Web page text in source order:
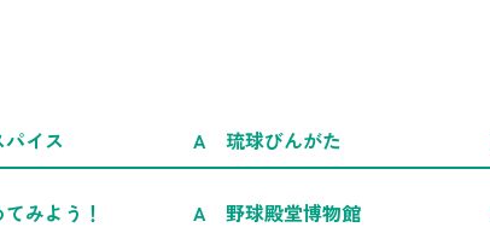
イス A 琉球びんがた
みよう！ A 野球殿堂博物館